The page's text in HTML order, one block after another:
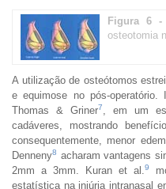
Figura 6 -
osteotomia
A utilização de osteótomos
e equimose no pós-operatório.
Thomas & Griner7
, em um
cadáveres, mostrando
consequentemente, menor
Denneny8 acharam vantagens
2mm a 3mm. Kuran et al.
9
estatística na injúria intranasal